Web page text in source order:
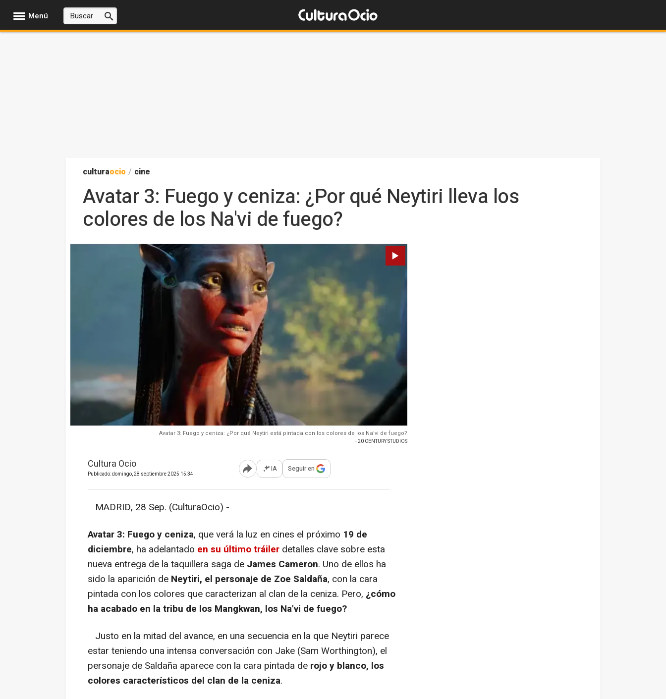
Menú
culturaocio / cine
Avatar 3: Fuego y ceniza: ¿Por qué Neytiri lleva los
colores de los Na'vi de fuego?
Avatar 3: Fuego y ceniza: ¿Por qué Neytiri está pintada con los colores de los Na'vi de fuego?
- 20 CENTURY STUDIOS
Cultura Ocio
Publicado: domingo, 28 septiembre 2025 15:34 Abrir opciones para compartir
IA Seguir en
MADRID, 28 Sep. (CulturaOcio) -
Avatar 3: Fuego y ceniza, que verá la luz en cines el próximo 19 de
diciembre, ha adelantado en su último tráiler detalles clave sobre esta
nueva entrega de la taquillera saga de James Cameron. Uno de ellos ha
sido la aparición de Neytiri, el personaje de Zoe Saldaña, con la cara
pintada con los colores que caracterizan al clan de la ceniza. Pero, ¿cómo
ha acabado en la tribu de los Mangkwan, los Na'vi de fuego?
Justo en la mitad del avance, en una secuencia en la que Neytiri parece
estar teniendo una intensa conversación con Jake (Sam Worthington), el
personaje de Saldaña aparece con la cara pintada de rojo y blanco, los
colores característicos del clan de la ceniza.